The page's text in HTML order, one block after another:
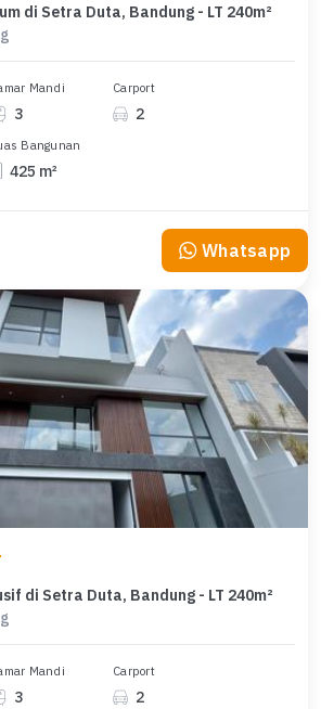
di Setra Duta, Bandung - LT 240m²
Mandi
3
Carport
2
Bangunan
425 m²
Whatsapp
di Setra Duta, Bandung - LT 240m²
Mandi
3
Carport
2